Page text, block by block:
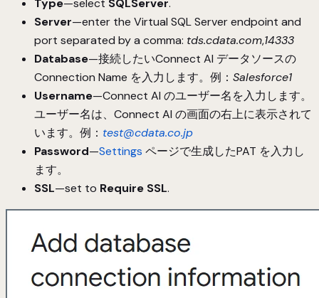
Type—select SQLServer.
Server—enter the Virtual SQL Server endpoint and
port separated by a comma: tds.cdata.com,14333
Database—接続したいConnect AI データソースの
Connection Name を入力します。例： Salesforce1
Username—Connect AI のユーザー名を入力します。
ユーザー名は、Connect AI の画面の右上に表示されて
います。例： test@cdata.co.jp
Password—Settings ページで生成したPAT を入力し
ます。
SSL—set to Require SSL.